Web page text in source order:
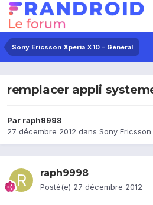
Sony Ericsson Xperia X10 - Général
remplacer appli
Par raph9998
27 décembre 2012 dans Sony
raph9998
Posté(e) 27 décembre 2012